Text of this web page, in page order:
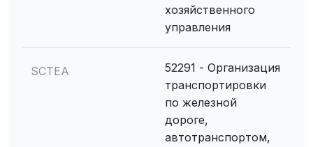
хозяйственного
управления
SCTEA
52291 - Организация
транспортировки
по железной
дороге,
автотранспортом,